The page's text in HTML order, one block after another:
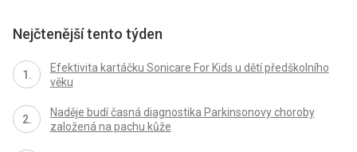
Nejčtenější tento týden
Efektivita kartáčku Sonicare For Kids u dětí předškolního
věku
Naděje budí časná diagnostika Parkinsonovy choroby
založená na pachu kůže